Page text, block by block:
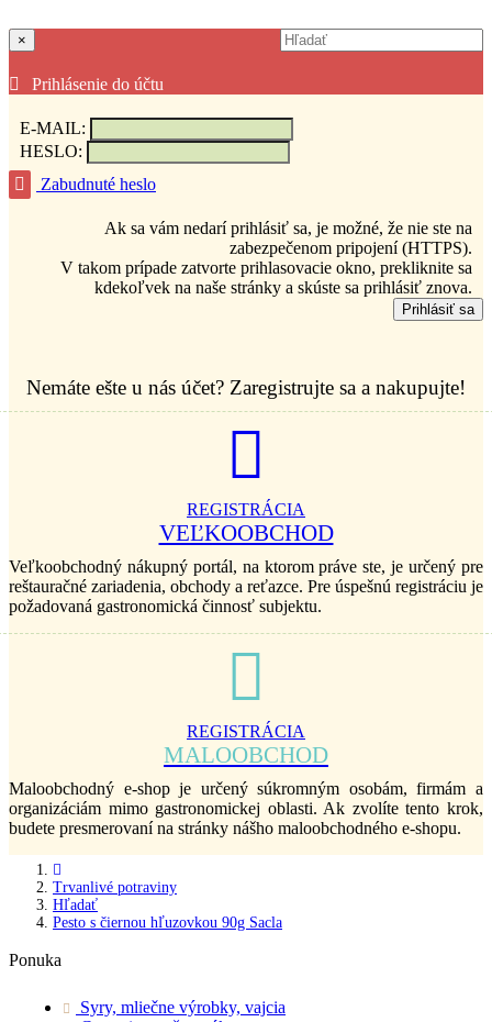
×
Prihlásenie do účtu
E-MAIL:
HESLO:
Zabudnuté heslo
Ak sa vám nedarí prihlásiť sa, je možné, že nie ste na
zabezpečenom pripojení (HTTPS).
V takom prípade zatvorte prihlasovacie okno, prekliknite sa
kdekoľvek na naše stránky a skúste sa prihlásiť znova.
Prihlásiť sa
Nemáte ešte u nás účet? Zaregistrujte sa a nakupujte!
REGISTRÁCIA
VEĽKOOBCHOD
Veľkoobchodný nákupný portál, na ktorom práve ste, je určený pre
reštauračné zariadenia, obchody a reťazce. Pre úspešnú registráciu je
požadovaná gastronomická činnosť subjektu.
REGISTRÁCIA
MALOOBCHOD
Maloobchodný e-shop je určený súkromným osobám, firmám a
organizáciám mimo gastronomickej oblasti. Ak zvolíte tento krok,
budete presmerovaní na stránky nášho maloobchodného e-shopu.
Trvanlivé potraviny
Hľadať
Pesto s čiernou hľuzovkou 90g Sacla
Ponuka
Syry, mliečne výrobky, vajcia